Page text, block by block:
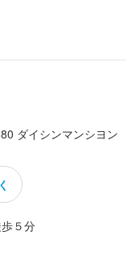
ダイシンマンシヨン
５分